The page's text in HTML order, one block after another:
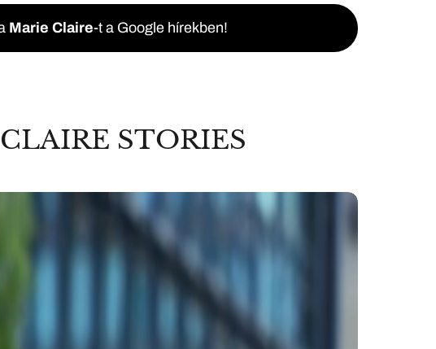
Marie Claire-t a Google hírekben!
STORIES